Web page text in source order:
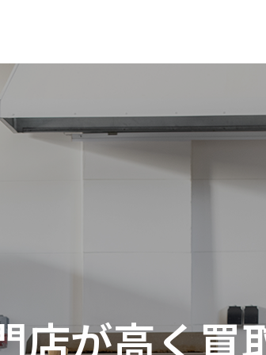
店が高く買